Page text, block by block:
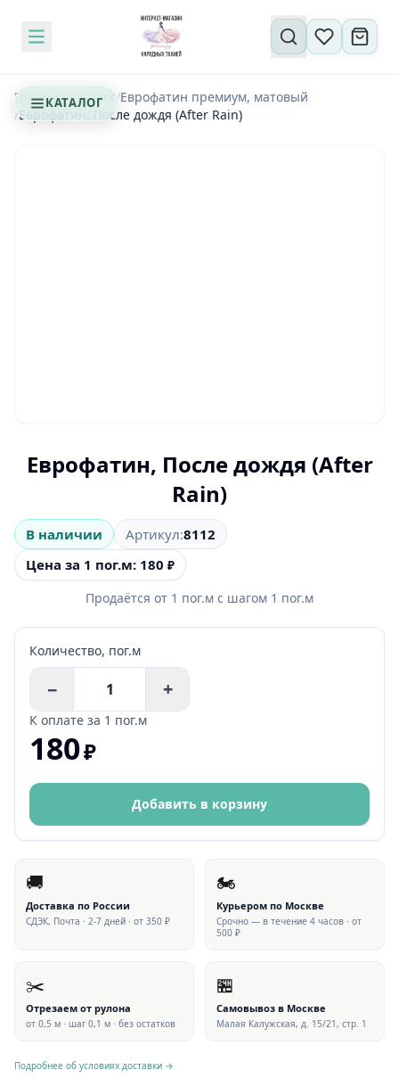
КАТАЛОГ
Поиск по сайту
Главная/Каталог/Еврофатин премиум, матовый
/Еврофатин, После дождя (After Rain)
Еврофатин, После дождя (After
Rain)
В наличии Артикул:8112
Цена за 1 пог.м: 180 ₽
Продаётся от 1 пог.м с шагом 1 пог.м
Количество, пог.м
− +
К оплате за 1 пог.м
180₽
Добавить в корзину
🚚
Доставка по России
СДЭК, Почта · 2-7 дней · от 350 ₽
🏍
Курьером по Москве
Срочно — в течение 4 часов · от
500 ₽
✂️
Отрезаем от рулона
от 0,5 м · шаг 0,1 м · без остатков
🏪
Самовывоз в Москве
Малая Калужская, д. 15/21, стр. 1
Подробнее об условиях доставки →